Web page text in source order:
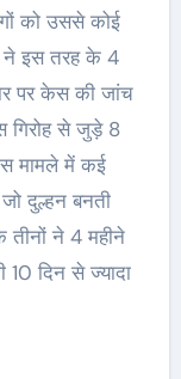
को उससे कोई
ने इस तरह के 4
पर केस की जांच
गिरोह से जुड़े 8
मामले में कई
दुल्हन बनती
ने 4 महीने
दिन से ज्यादा